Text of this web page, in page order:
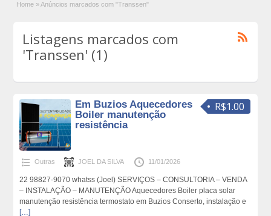
Home » Anúncios marcados com "Transsen"
Listagens marcados com
'Transsen' (1)
R$1.00
Em Buzios Aquecedores
Boiler manutenção
resistência
Outras JOEL DA SILVA 11/01/2026
22 98827-9070 whatss (Joel) SERVIÇOS – CONSULTORIA – VENDA
– INSTALAÇÃO – MANUTENÇÃO Aquecedores Boiler placa solar
manutenção resistência termostato em Buzios Conserto, instalação e
[…]